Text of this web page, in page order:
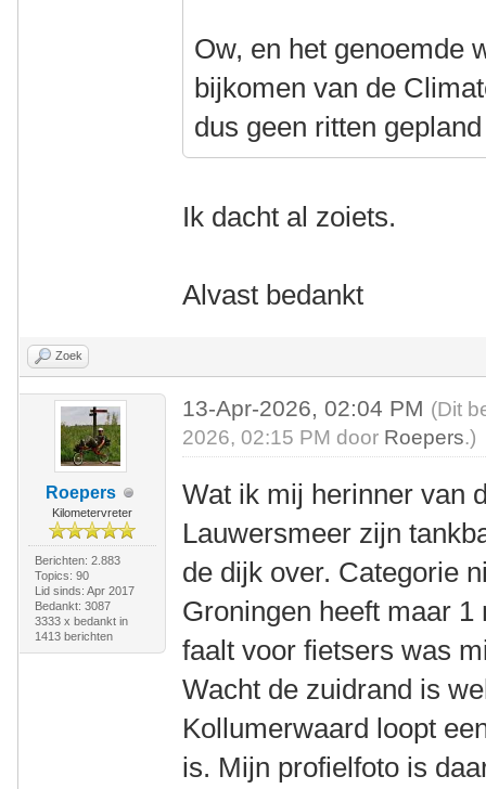
Ow, en het genoemde
bijkomen van de
dus geen ritten
Ik dacht al zoiets.
Alvast bedankt
Zoek
Roepers
Kilometervreter
Berichten: 2.883
Topics: 90
Lid sinds: Apr 2017
Bedankt: 3087
3333 x bedankt in
1413 berichten
13-Apr-2026, 02:04 PM (Dit
2026, 02:15 PM door Roepers.)
Wat ik mij herinner van
Lauwersmeer zijn
de dijk over. Categorie
Groningen heeft maar
faalt voor fietsers was
Wacht de zuidrand is
Kollumerwaard loopt
is. Mijn profielfoto is